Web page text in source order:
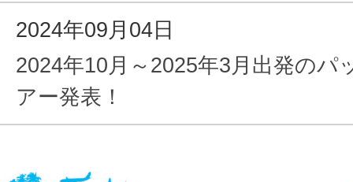
2024年09月04日
2024年10月～2025年3月出発のパ
アー発表！